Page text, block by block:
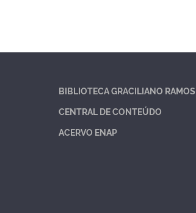
BIBLIOTECA GRACILIANO RAMOS
CENTRAL DE CONTEÚDO
ACERVO ENAP